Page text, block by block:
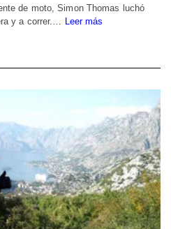
de moto, Simon Thomas luchó
y a correr.… Leer más